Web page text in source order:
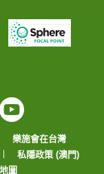
YouTube
樂施會在台灣
私隱政策 (澳門)
圖